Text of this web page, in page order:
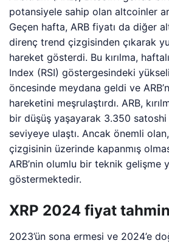
potansiyele sahip olan altcoinler
Geçen hafta, ARB fiyatı da diğer
direnç trend çizgisinden çıkarak
hareket gösterdi. Bu kırılma,
Index (RSI) göstergesindeki
öncesinde meydana geldi ve
hareketini meşrulaştırdı. ARB,
bir düşüş yaşayarak 3.350
seviyeye ulaştı. Ancak önemli
çizgisinin üzerinde kapanmış
ARB’nin olumlu bir teknik gelişme
göstermektedir.
XRP 2024 fiyat
2023’ün sona ermesi ve 2024’e